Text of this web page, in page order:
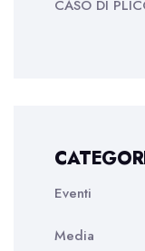
CASO DI
Eventi
Media